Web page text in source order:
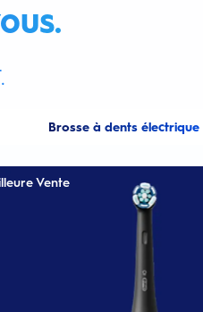
Brosse à dents électrique
Vente